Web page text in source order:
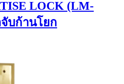
LOCK (LM-
บก้านโยก